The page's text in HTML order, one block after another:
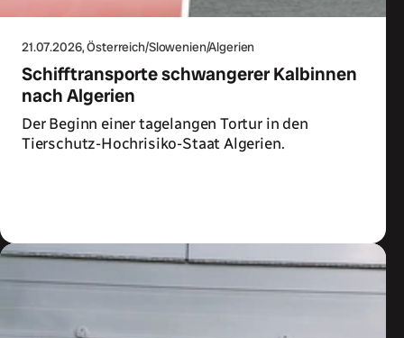
21.07.2026, Österreich/Slowenien/Algerien
Schifftransporte schwangerer Kalbinnen
nach Algerien
Der Beginn einer tagelangen Tortur in den
Tierschutz-Hochrisiko-Staat Algerien.